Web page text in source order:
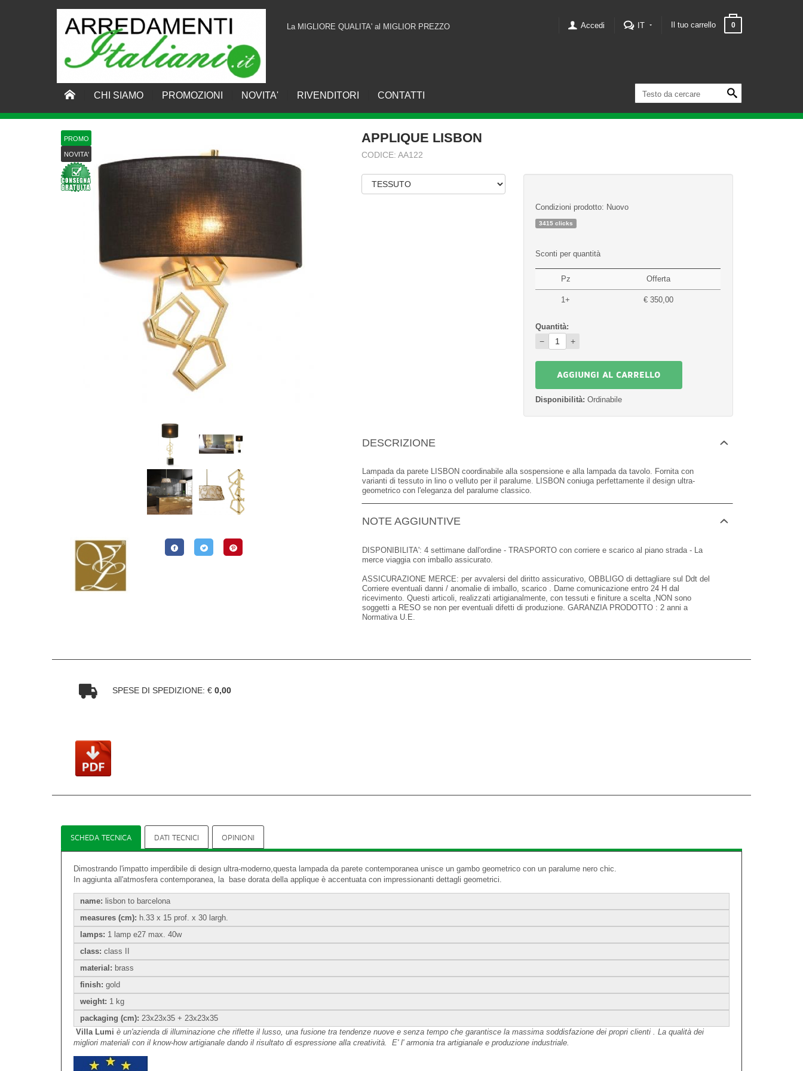
La MIGLIORE QUALITA' al MIGLIOR PREZZO Accedi IT Il tuo carrello 0
CHI SIAMO PROMOZIONI NOVITA' RIVENDITORI CONTATTI
PROMO
NOVITA'
APPLIQUE LISBON
CODICE: AA122
Condizioni prodotto: Nuovo
3415 clicks
Sconti per quantità
Pz Offerta
1+ € 350,00
Quantità:
− +
Disponibilità:Ordinabile
DESCRIZIONE
Lampada da parete LISBON coordinabile alla sospensione e alla lampada da tavolo. Fornita con
varianti di tessuto in lino o velluto per il paralume. LISBON coniuga perfettamente il design ultra-
geometrico con l'eleganza del paralume classico.
NOTE AGGIUNTIVE
DISPONIBILITA': 4 settimane dall'ordine - TRASPORTO con corriere e scarico al piano strada - La
merce viaggia con imballo assicurato.
ASSICURAZIONE MERCE: per avvalersi del diritto assicurativo, OBBLIGO di dettagliare sul Ddt del
Corriere eventuali danni / anomalie di imballo, scarico . Darne comunicazione entro 24 H dal
ricevimento. Questi articoli, realizzati artigianalmente, con tessuti e finiture a scelta ,NON sono
soggetti a RESO se non per eventuali difetti di produzione. GARANZIA PRODOTTO : 2 anni a
Normativa U.E.
SPESE DI SPEDIZIONE: € 0,00
SCHEDA TECNICA DATI TECNICI OPINIONI
Dimostrando l'impatto imperdibile di design ultra-moderno,questa lampada da parete contemporanea unisce un gambo geometrico con un paralume nero chic.
In aggiunta all'atmosfera contemporanea, la base dorata della applique è accentuata con impressionanti dettagli geometrici.
name: lisbon to barcelona
measures (cm): h.33 x 15 prof. x 30 largh.
lamps: 1 lamp e27 max. 40w
class: class II
material: brass
finish: gold
weight: 1 kg
packaging (cm): 23x23x35 + 23x23x35
Villa Lumi è un'azienda di illuminazione che riflette il lusso, una fusione tra tendenze nuove e senza tempo che garantisce la massima soddisfazione dei propri clienti . La qualità dei
migliori materiali con il know-how artigianale dando il risultato di espressione alla creatività. E' l' armonia tra artigianale e produzione industriale.